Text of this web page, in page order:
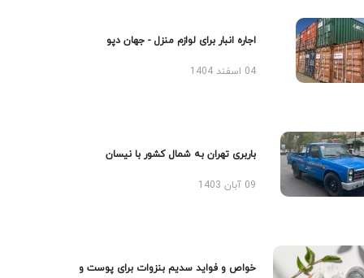
اجاره انبار برای لوازم منزل - جهان دپو
04 اسفند 1404
باربری تهران به شمال کشور با نیسان
09 آبان 1403
خواص و فواید سدیم بنزوات برای پوست و